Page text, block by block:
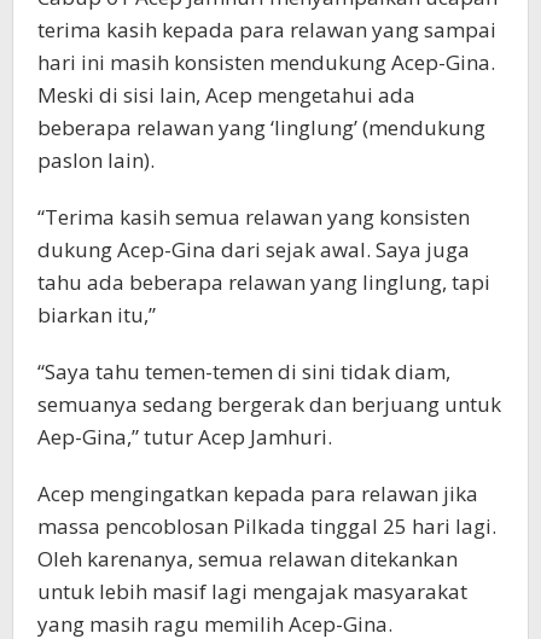
terima kasih kepada para relawan yang sampai
hari ini masih konsisten mendukung Acep-Gina.
Meski di sisi lain, Acep mengetahui ada
beberapa relawan yang ‘linglung’ (mendukung
paslon lain).
“Terima kasih semua relawan yang konsisten
dukung Acep-Gina dari sejak awal. Saya juga
tahu ada beberapa relawan yang linglung, tapi
biarkan itu,”
“Saya tahu temen-temen di sini tidak diam,
semuanya sedang bergerak dan berjuang untuk
Aep-Gina,” tutur Acep Jamhuri.
Acep mengingatkan kepada para relawan jika
massa pencoblosan Pilkada tinggal 25 hari lagi.
Oleh karenanya, semua relawan ditekankan
untuk lebih masif lagi mengajak masyarakat
yang masih ragu memilih Acep-Gina.